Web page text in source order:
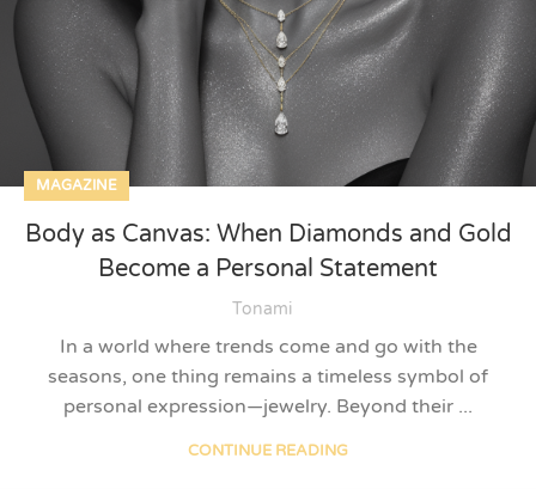
MAGAZINE
Body as Canvas: When Diamonds and Gold
Become a Personal Statement
Tonami
In a world where trends come and go with the
seasons, one thing remains a timeless symbol of
personal expression—jewelry. Beyond their ...
CONTINUE READING